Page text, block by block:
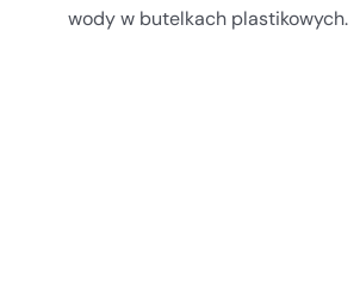
wody w butelkach plastikowych.